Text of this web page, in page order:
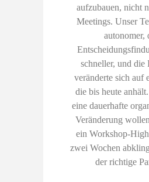
aufzubauen, nicht
Meetings. Unser
autonomer,
schneller, und die
veränderte sich auf
die bis heute
eine dauerhafte
Veränderung
ein Workshop-
zwei Wochen
der richtige